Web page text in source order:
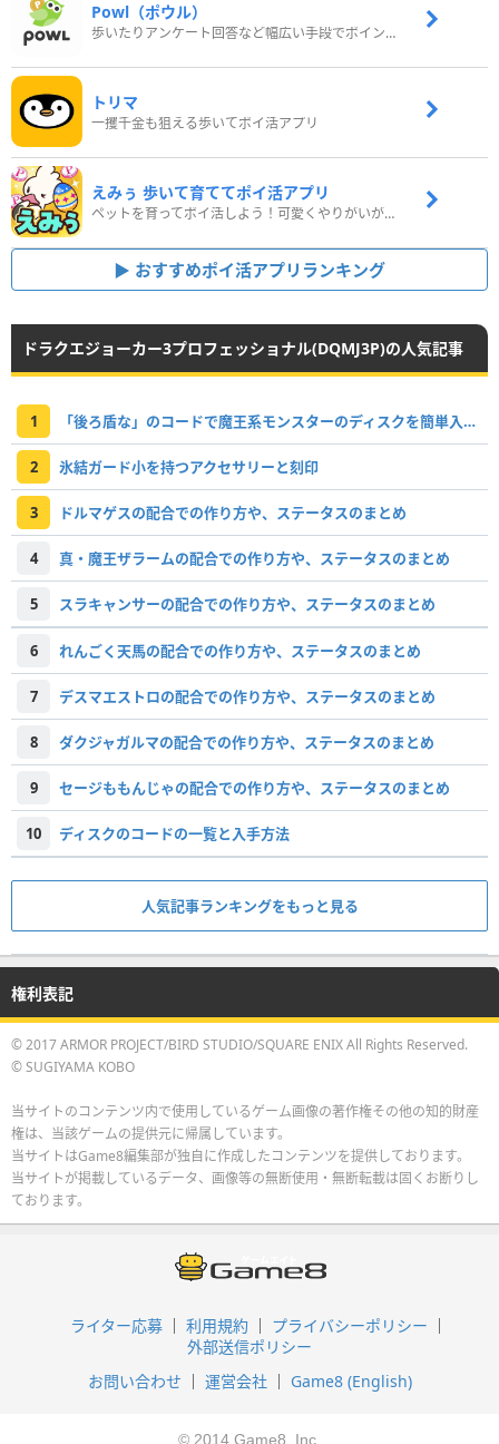
Powl（ポウル）
歩いたりアンケート回答など幅広い手段でポイントをゲット
トリマ
一攫千金も狙える歩いてポイ活アプリ
えみぅ 歩いて育ててポイ活アプリ
ペットを育ってポイ活しよう！可愛くやりがいがある新感覚アプリ
おすすめポイ活アプリランキング
ドラクエジョーカー3プロフェッショナル(DQMJ3P)の人気記事
1 「後ろ盾な」のコードで魔王系モンスターのディスクを簡単入手！
2 氷結ガード小を持つアクセサリーと刻印
3 ドルマゲスの配合での作り方や、ステータスのまとめ
4 真・魔王ザラームの配合での作り方や、ステータスのまとめ
5 スラキャンサーの配合での作り方や、ステータスのまとめ
6 れんごく天馬の配合での作り方や、ステータスのまとめ
7 デスマエストロの配合での作り方や、ステータスのまとめ
8 ダクジャガルマの配合での作り方や、ステータスのまとめ
9 セージももんじゃの配合での作り方や、ステータスのまとめ
10 ディスクのコードの一覧と入手方法
人気記事ランキングをもっと見る
権利表記
© 2017 ARMOR PROJECT/BIRD STUDIO/SQUARE ENIX All Rights Reserved.
© SUGIYAMA KOBO
当サイトのコンテンツ内で使用しているゲーム画像の著作権その他の知的財産
権は、当該ゲームの提供元に帰属しています。
当サイトはGame8編集部が独自に作成したコンテンツを提供しております。
当サイトが掲載しているデータ、画像等の無断使用・無断転載は固くお断りし
ております。
ライター応募 利用規約
プライバシーポリシー
外部送信ポリシー
お問い合わせ
運営会社 Game8 (English)
© 2014 Game8, Inc.